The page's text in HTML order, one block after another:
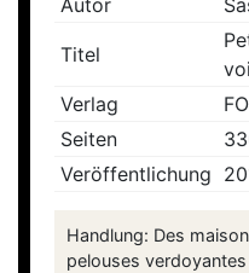
Autor
Titel
Verlag
Seiten
Veröffentlichung
Handlung: Des
pelouses